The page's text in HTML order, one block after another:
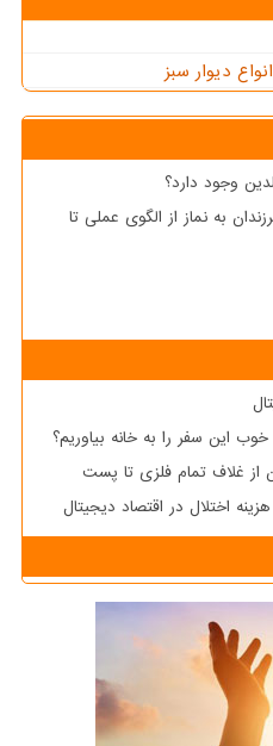
دیوار سبز
وجود دارد؟
به نماز از الگوی عملی تا
این سفر را به خانه بیاوریم؟
از غلاف تمام فلزی تا پست
اختلال در اقتصاد دیجیتال